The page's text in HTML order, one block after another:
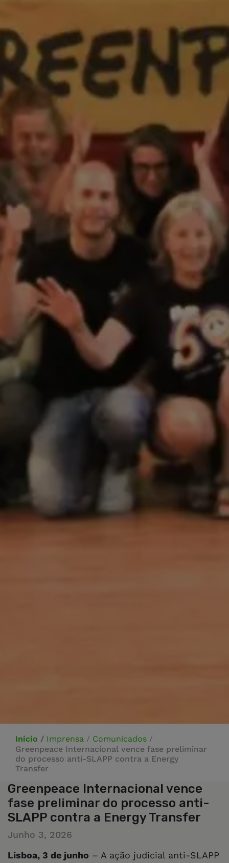
Inicio / Imprensa / Comunicados /
Greenpeace Internacional vence fase preliminar
do processo anti-SLAPP contra a Energy
Transfer
Greenpeace Internacional vence
fase preliminar do processo anti-
SLAPP contra a Energy Transfer
Junho 3, 2026
Lisboa, 3 de junho – A ação judicial anti-SLAPP